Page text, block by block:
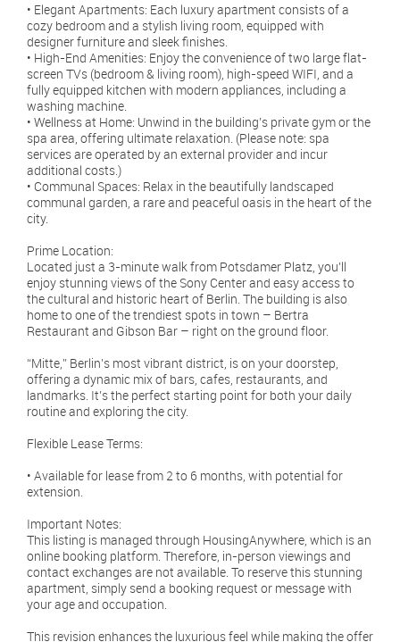
• Elegant Apartments: Each luxury apartment consists of a
cozy bedroom and a stylish living room, equipped with
designer furniture and sleek finishes.
• High-End Amenities: Enjoy the convenience of two large flat-
screen TVs (bedroom & living room), high-speed WIFI, and a
fully equipped kitchen with modern appliances, including a
washing machine.
• Wellness at Home: Unwind in the building’s private gym or the
spa area, offering ultimate relaxation. (Please note: spa
services are operated by an external provider and incur
additional costs.)
• Communal Spaces: Relax in the beautifully landscaped
communal garden, a rare and peaceful oasis in the heart of the
city.
Prime Location:
Located just a 3-minute walk from Potsdamer Platz, you’ll
enjoy stunning views of the Sony Center and easy access to
the cultural and historic heart of Berlin. The building is also
home to one of the trendiest spots in town – Bertra
Restaurant and Gibson Bar – right on the ground floor.
“Mitte,” Berlin’s most vibrant district, is on your doorstep,
offering a dynamic mix of bars, cafes, restaurants, and
landmarks. It’s the perfect starting point for both your daily
routine and exploring the city.
Flexible Lease Terms:
• Available for lease from 2 to 6 months, with potential for
extension.
Important Notes:
This listing is managed through HousingAnywhere, which is an
online booking platform. Therefore, in-person viewings and
contact exchanges are not available. To reserve this stunning
apartment, simply send a booking request or message with
your age and occupation.
This revision enhances the luxurious feel while making the offer